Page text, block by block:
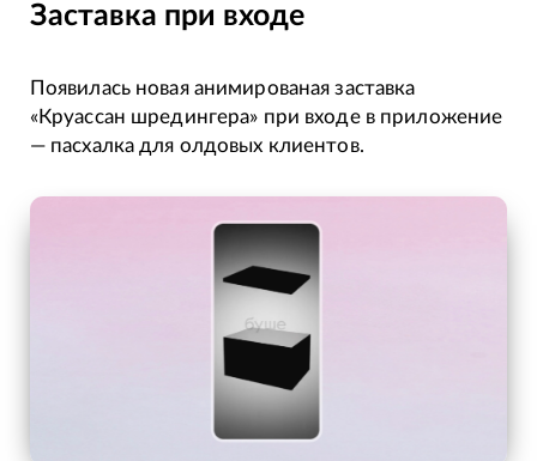
Заставка при входе
Появилась новая анимированая заставка
«Круассан шредингера» при входе в приложение
— пасхалка для олдовых клиентов.